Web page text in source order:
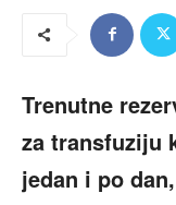
Trenutne
za transfuziju
jedan i po